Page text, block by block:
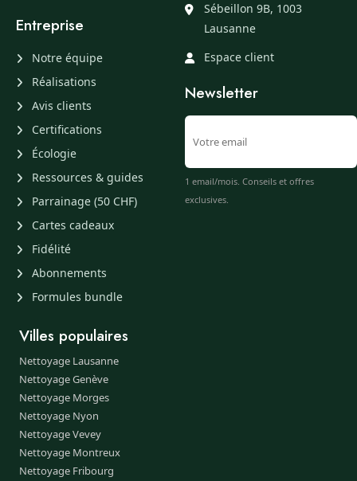
Entreprise
Notre équipe
Réalisations
Avis clients
Certifications
Écologie
Ressources & guides
Parrainage (50 CHF)
Cartes cadeaux
Fidélité
Abonnements
Formules bundle
Sébeillon 9B, 1003
Lausanne
Espace client
Newsletter
1 email/mois. Conseils et offres
exclusives.
Villes populaires
Nettoyage Lausanne
Nettoyage Genève
Nettoyage Morges
Nettoyage Nyon
Nettoyage Vevey
Nettoyage Montreux
Nettoyage Fribourg